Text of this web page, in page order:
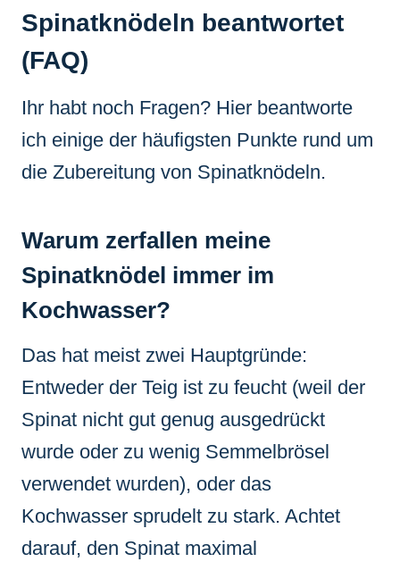
Spinatknödeln beantwortet
(FAQ)
Ihr habt noch Fragen? Hier beantworte
ich einige der häufigsten Punkte rund um
die Zubereitung von Spinatknödeln.
Warum zerfallen meine
Spinatknödel immer im
Kochwasser?
Das hat meist zwei Hauptgründe:
Entweder der Teig ist zu feucht (weil der
Spinat nicht gut genug ausgedrückt
wurde oder zu wenig Semmelbrösel
verwendet wurden), oder das
Kochwasser sprudelt zu stark. Achtet
darauf, den Spinat maximal